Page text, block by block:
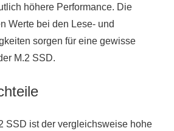
höhere Performance. Die
Werte bei den Lese- und
sorgen für eine gewisse
M.2 SSD.
SSD ist der vergleichsweise hohe